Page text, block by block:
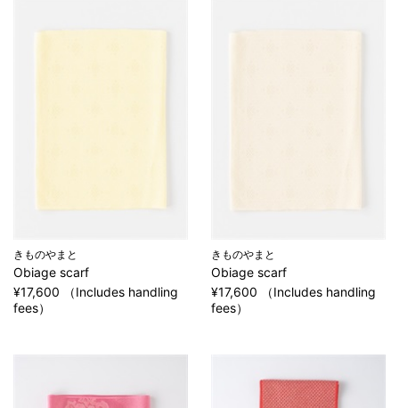
きものやまと
Obiage scarf
¥17,600 （Includes handling
fees）
きものやまと
Obiage scarf
¥17,600 （Includes handling
fees）